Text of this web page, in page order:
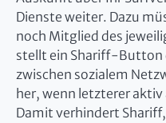
Dienste weiter. Dazu
noch Mitglied des
stellt ein Shariff-Button
zwischen sozialem
her, wenn letzterer
Damit verhindert